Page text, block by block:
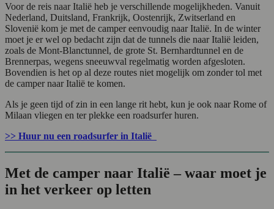
Voor de reis naar Italië heb je verschillende mogelijkheden. Vanuit
Nederland, Duitsland, Frankrijk, Oostenrijk, Zwitserland en
Slovenië kom je met de camper eenvoudig naar Italië. In de winter
moet je er wel op bedacht zijn dat de tunnels die naar Italië leiden,
zoals de Mont-Blanctunnel, de grote St. Bernhardtunnel en de
Brennerpas, wegens sneeuwval regelmatig worden afgesloten.
Bovendien is het op al deze routes niet mogelijk om zonder tol met
de camper naar Italië te komen.
Als je geen tijd of zin in een lange rit hebt, kun je ook naar Rome of
Milaan vliegen en ter plekke een roadsurfer huren.
>> Huur nu een roadsurfer in Italië
Met de camper naar Italië – waar moet je
in het verkeer op letten